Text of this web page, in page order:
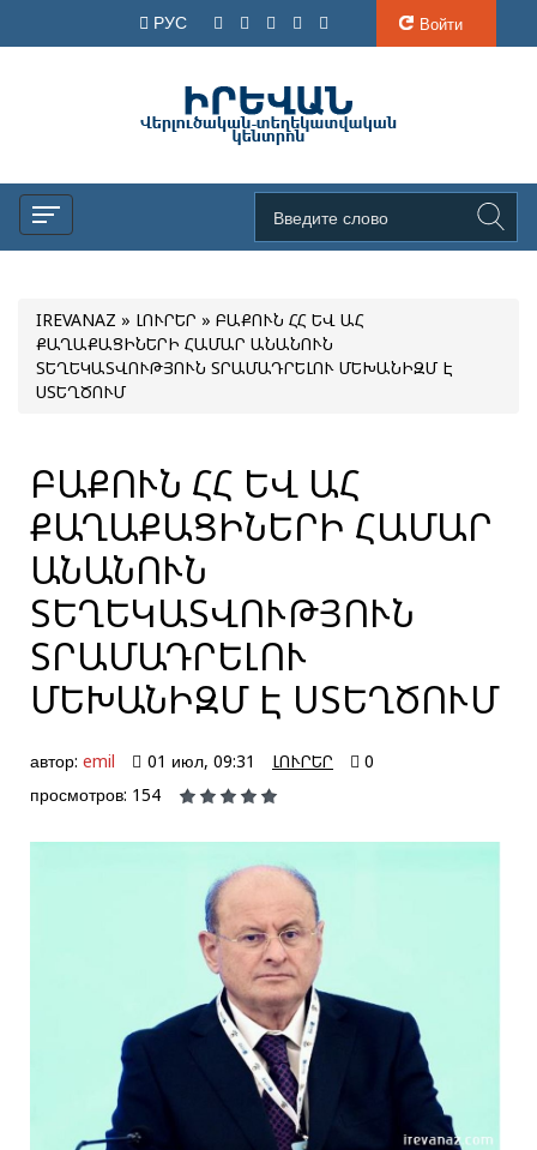
РУС Войти
IREVANAZ » ԼՈՒՐԵՐ » ԲԱՔՈՒՆ ՀՀ ԵՎ ԱՀ
ՔԱՂԱՔԱՑԻՆԵՐԻ ՀԱՄԱՐ ԱՆԱՆՈՒՆ
ՏԵՂԵԿԱՏՎՈՒԹՅՈՒՆ ՏՐԱՄԱԴՐԵԼՈՒ ՄԵԽԱՆԻԶՄ Է
ՍՏԵՂԾՈՒՄ
ԲԱՔՈՒՆ ՀՀ ԵՎ ԱՀ
ՔԱՂԱՔԱՑԻՆԵՐԻ ՀԱՄԱՐ
ԱՆԱՆՈՒՆ
ՏԵՂԵԿԱՏՎՈՒԹՅՈՒՆ
ՏՐԱՄԱԴՐԵԼՈՒ
ՄԵԽԱՆԻԶՄ Է ՍՏԵՂԾՈՒՄ
автор: emil 01 июл, 09:31 ԼՈՒՐԵՐ
0
просмотров: 154